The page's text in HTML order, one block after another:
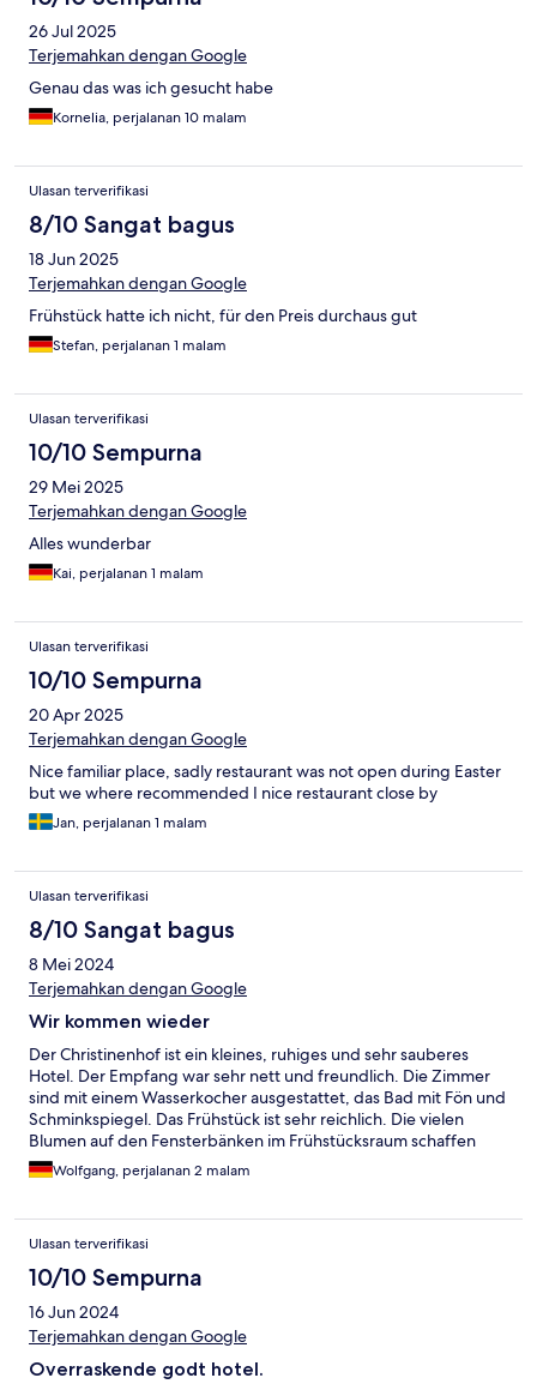
26 Jul 2025
Terjemahkan dengan Google
Genau das was ich gesucht habe
Kornelia, perjalanan 10 malam
Ulasan terverifikasi
8/10 Sangat bagus
18 Jun 2025
Terjemahkan dengan Google
Frühstück hatte ich nicht, für den Preis durchaus gut
Stefan, perjalanan 1 malam
Ulasan terverifikasi
10/10 Sempurna
29 Mei 2025
Terjemahkan dengan Google
Alles wunderbar
Kai, perjalanan 1 malam
Ulasan terverifikasi
10/10 Sempurna
20 Apr 2025
Terjemahkan dengan Google
Nice familiar place, sadly restaurant was not open during Easter
but we where recommended I nice restaurant close by
Jan, perjalanan 1 malam
Ulasan terverifikasi
8/10 Sangat bagus
8 Mei 2024
Terjemahkan dengan Google
Wir kommen wieder
Der Christinenhof ist ein kleines, ruhiges und sehr sauberes
Hotel. Der Empfang war sehr nett und freundlich. Die Zimmer
sind mit einem Wasserkocher ausgestattet, das Bad mit Fön und
Schminkspiegel. Das Frühstück ist sehr reichlich. Die vielen
Blumen auf den Fensterbänken im Frühstücksraum schaffen
eine gemütliche Atmosphäre. Wir haben uns wohlgefühlt.
Wolfgang, perjalanan 2 malam
Ulasan terverifikasi
10/10 Sempurna
16 Jun 2024
Terjemahkan dengan Google
Overraskende godt hotel.